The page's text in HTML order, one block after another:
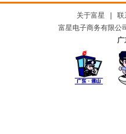
关于富星
联
富星电子商务有限公